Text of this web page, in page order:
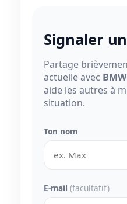
Signaler
Partage
actuelle avec BMW
aide les autres à
situation.
Ton nom
E-mail (facultatif)